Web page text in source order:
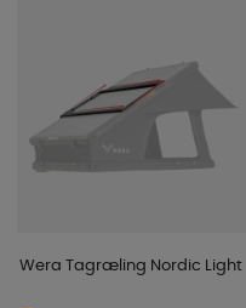
Wera Tagræling Nordic Light